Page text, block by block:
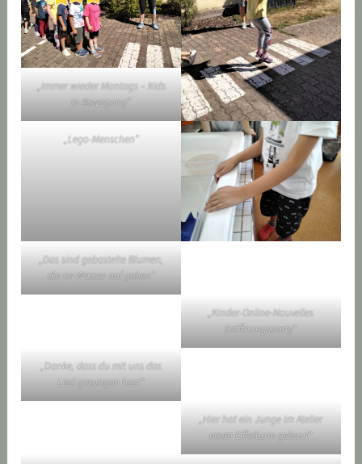
„immer wieder Montags – Kids
in Bewegung“
„Lego-Menschen“
„Das sind gebastelte Blumen,
die im Wasser auf gehen“
„Kinder-Online-Nouvelles
Eröffnungsparty“
„Danke, dass du mit uns das
Lied gesungen hast“
„Hier hat ein Junge im Atelier
einen Eiffelturm gebaut“